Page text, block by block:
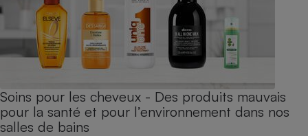
Soins pour les cheveux - Des produits mauvais
pour la santé et pour l’environnement dans nos
salles de bains